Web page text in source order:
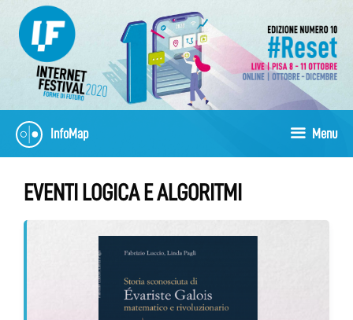
contenuto
InfoMap Menu
EVENTI LOGICA E ALGORITMI